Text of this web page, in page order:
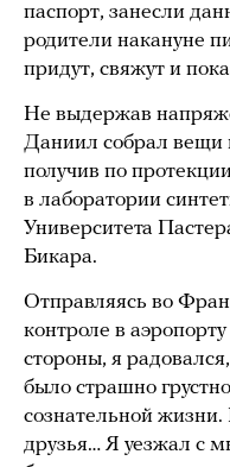
паспорт, занесли
родители накануне
придут, свяжут и
Не выдержав
Даниил собрал
получив по
в лаборатории
Университета
Бикара.
Отправляясь во
контроле в
стороны, я
было страшно
сознательной жизни.
друзья… Я уезжал с